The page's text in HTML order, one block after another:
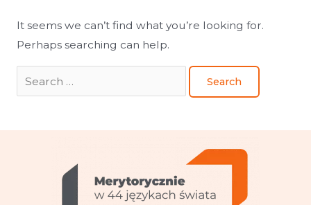
It seems we can’t find what you’re looking for.
Perhaps searching can help.